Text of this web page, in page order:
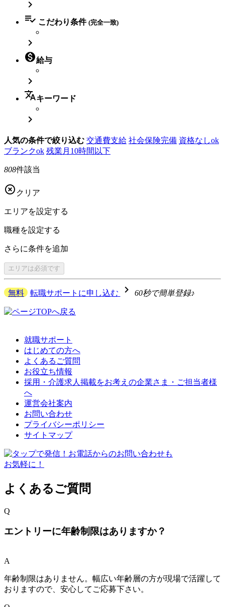

 こだわり条件 (完全一致)

給与

translateキーワード

人気の条件で絞り込む 交通費支給 社会保険完備 資格なしok
ブランクok 残業月10時間以下
808件該当
 クリア
エリアを設定する
職種を設定する
さらに条件を追加
エリアは必須です
無料 転職サポートに申し込む navigate_next 60秒で簡単登録♪
就職サポート
はじめての方へ
よくあるご質問
お役立ち情報
採用・介護求人掲載をお考えの企業さま・ご担当者様
へ
運営会社案内
お問い合わせ
プライバシーポリシー
サイトマップ
よくあるご質問
Q
エントリーに年齢制限はありますか？
A
年齢制限はありません。幅広い年齢層の方が現場で活躍して
おりますので、安心してご応募下さい。